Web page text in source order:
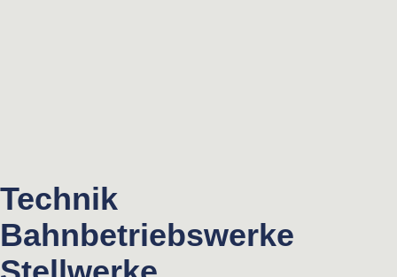
Technik
Bahnbetriebswerke